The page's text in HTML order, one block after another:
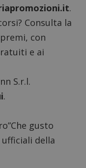
.
Consulta la
, con
e ai
S.r.l.
.
gusto
della